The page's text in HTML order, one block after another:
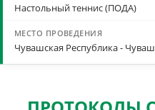
Настольный теннис (ПОДА)
Чувашская Республика -